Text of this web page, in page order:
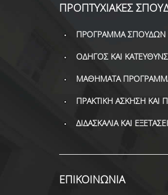
ΠΡΟΠΤΥΧΙΑΚΕΣ
ΠΡΟΓΡΑΜΜΑ ΣΠΟΥΔΩΝ
ΟΔΗΓΟΣ ΚΑΙ
ΜΑΘΗΜΑΤΑ
ΠΡΑΚΤΙΚΗ ΑΣΚΗΣΗ ΚΑΙ
ΔΙΔΑΣΚΑΛΙΑ ΚΑΙ
ΕΠΙΚΟΙΝΩΝΙΑ